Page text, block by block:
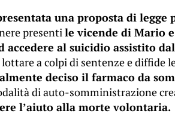
una proposta di legge
presentile vicende di Mario
al suicidio assistito
a colpi di sentenze e diffide
deciso il farmaco da
di auto-somministrazione
l’aiuto alla morte volontaria.